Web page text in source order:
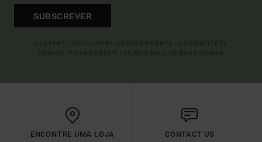
SUBSCREVER
ENCONTRE UMA LOJA CONTACT US